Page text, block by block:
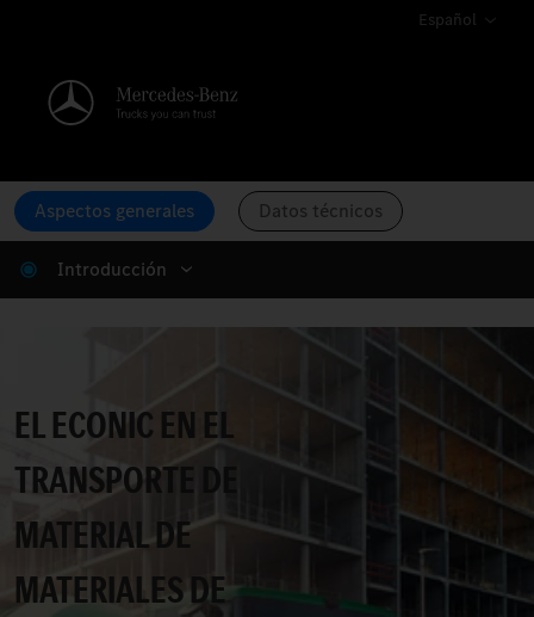
Español
Aspectos generales Datos técnicos
Introducción
EL ECONIC EN EL
TRANSPORTE DE
MATERIAL DE
MATERIALES DE